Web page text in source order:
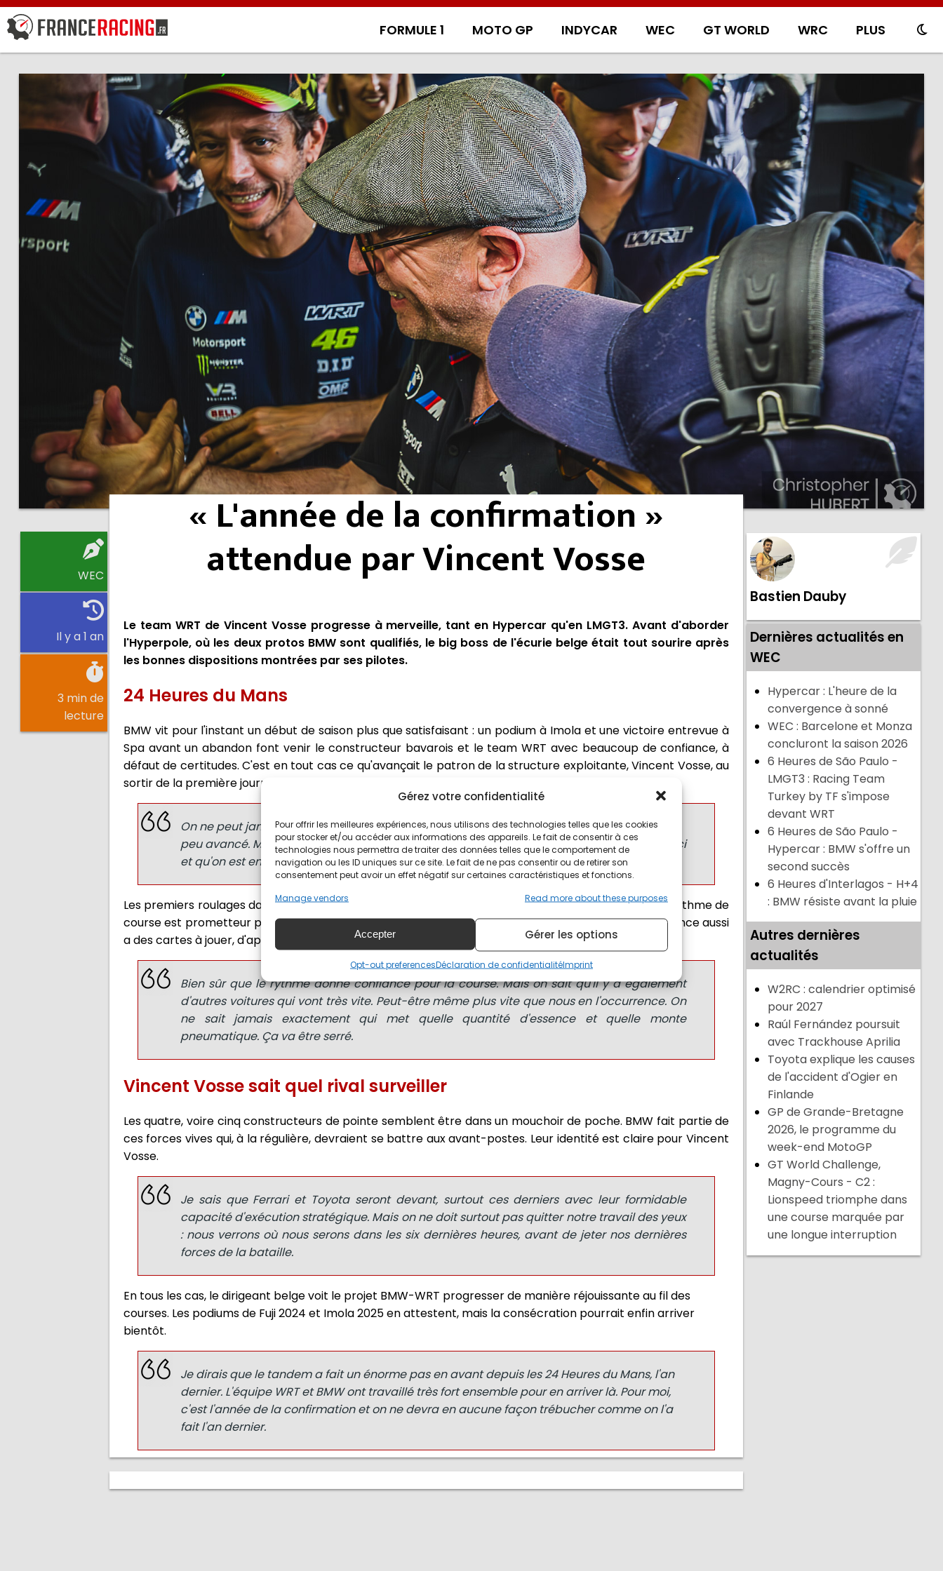
Gérez votre confidentialité
Pour offrir les meilleures expériences, nous utilisons des technologies telles que les cookies
pour stocker et/ou accéder aux informations des appareils. Le fait de consentir à ces
technologies nous permettra de traiter des données telles que le comportement de
navigation ou les ID uniques sur ce site. Le fait de ne pas consentir ou de retirer son
consentement peut avoir un effet négatif sur certaines caractéristiques et fonctions.
Manage vendors
Read more about these purposes
Accepter Gérer les options
Opt-out preferencesDéclaration de confidentialitéImprint
FORMULE 1 MOTO GP INDYCAR WEC GT WORLD WRC PLUS
WEC
Il y a 1 an
3 min de
lecture
« L'année de la confirmation »
attendue par Vincent Vosse
Le team WRT de Vincent Vosse progresse à merveille, tant en Hypercar qu'en LMGT3. Avant d'aborder
l'Hyperpole, où les deux protos BMW sont qualifiés, le big boss de l'écurie belge était tout sourire après
les bonnes dispositions montrées par ses pilotes.
24 Heures du Mans
BMW vit pour l'instant un début de saison plus que satisfaisant : un podium à Imola et une victoire entrevue à
Spa avant un abandon font venir le constructeur bavarois et le team WRT avec beaucoup de confiance, à
défaut de certitudes. C'est en tout cas ce qu'avançait le patron de la structure exploitante, Vincent Vosse, au
sortir de la première journée.
On ne peut jamais être sûrs de quoi que ce soit, surtout à un stade de la semaine aussi
peu avancé. Mais les choses se sont jusque là bien déroulées, puisqu'on n'a eu aucun souci
et qu'on est en Hyperpole. Le rythme est bon.
Les premiers roulages dans les N°15 et N°20 ont en tous cas donné satisfaction à tout le monde. Le rythme de
course est prometteur pour les journées de samedi et dimanche. Le seul souci, c'est que la concurrence aussi
a des cartes à jouer, d'après Vincent Vosse.
Bien sûr que le rythme donne confiance pour la course. Mais on sait qu'il y a également
d'autres voitures qui vont très vite. Peut-être même plus vite que nous en l'occurrence. On
ne sait jamais exactement qui met quelle quantité d'essence et quelle monte
pneumatique. Ça va être serré.
Vincent Vosse sait quel rival surveiller
Les quatre, voire cinq constructeurs de pointe semblent être dans un mouchoir de poche. BMW fait partie de
ces forces vives qui, à la régulière, devraient se battre aux avant-postes. Leur identité est claire pour Vincent
Vosse.
Je sais que Ferrari et Toyota seront devant, surtout ces derniers avec leur formidable
capacité d'exécution stratégique. Mais on ne doit surtout pas quitter notre travail des yeux
: nous verrons où nous serons dans les six dernières heures, avant de jeter nos dernières
forces de la bataille.
En tous les cas, le dirigeant belge voit le projet BMW-WRT progresser de manière réjouissante au fil des
courses. Les podiums de Fuji 2024 et Imola 2025 en attestent, mais la consécration pourrait enfin arriver
bientôt.
Je dirais que le tandem a fait un énorme pas en avant depuis les 24 Heures du Mans, l'an
dernier. L'équipe WRT et BMW ont travaillé très fort ensemble pour en arriver là. Pour moi,
c'est l'année de la confirmation et on ne devra en aucune façon trébucher comme on l'a
fait l'an dernier.
Bastien Dauby
Dernières actualités en
WEC
Hypercar : L'heure de la
convergence à sonné
WEC : Barcelone et Monza
concluront la saison 2026
6 Heures de São Paulo -
LMGT3 : Racing Team
Turkey by TF s'impose
devant WRT
6 Heures de São Paulo -
Hypercar : BMW s'offre un
second succès
6 Heures d'Interlagos - H+4
: BMW résiste avant la pluie
Autres dernières
actualités
W2RC : calendrier optimisé
pour 2027
Raúl Fernández poursuit
avec Trackhouse Aprilia
Toyota explique les causes
de l'accident d'Ogier en
Finlande
GP de Grande-Bretagne
2026, le programme du
week-end MotoGP
GT World Challenge,
Magny-Cours - C2 :
Lionspeed triomphe dans
une course marquée par
une longue interruption